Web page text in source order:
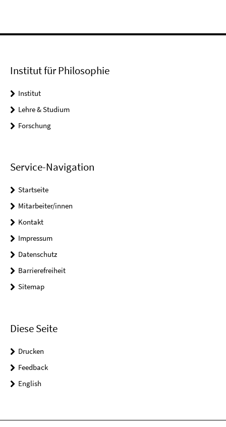
Institut für Philosophie
Institut
Lehre & Studium
Forschung
Service-Navigation
Startseite
Mitarbeiter/innen
Kontakt
Impressum
Datenschutz
Barrierefreiheit
Sitemap
Diese Seite
Drucken
Feedback
English